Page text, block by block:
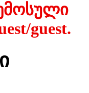
guest.